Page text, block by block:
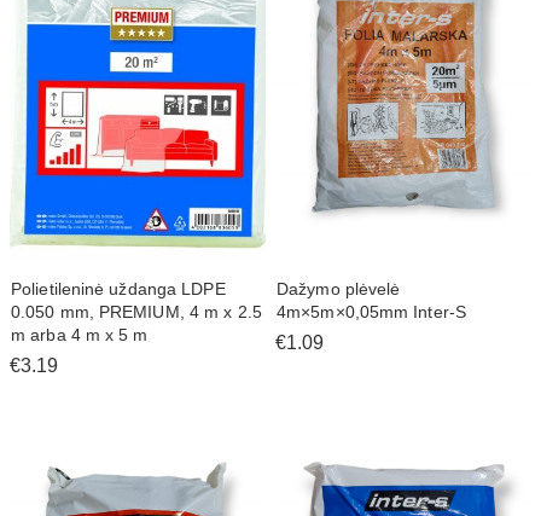
Polietileninė uždanga LDPE
0.050 mm, PREMIUM, 4 m x 2.5
m arba 4 m x 5 m
€3.19
Dažymo plėvelė
4m×5m×0,05mm Inter-S
€1.09